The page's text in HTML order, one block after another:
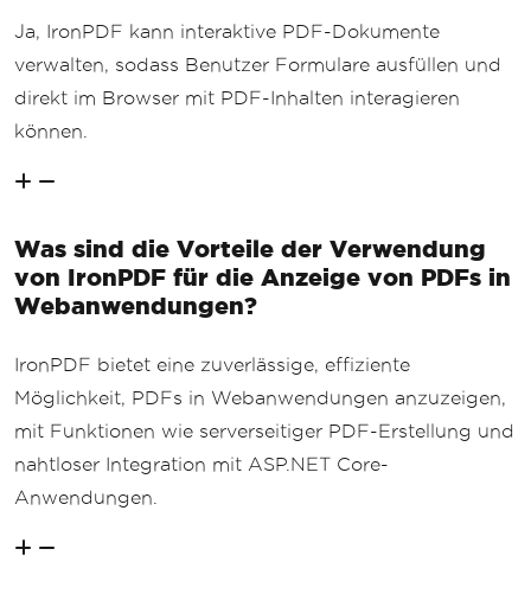
Ja, IronPDF kann interaktive PDF-Dokumente
verwalten, sodass Benutzer Formulare ausfüllen und
direkt im Browser mit PDF-Inhalten interagieren
können.
Was sind die Vorteile der Verwendung
von IronPDF für die Anzeige von PDFs in
Webanwendungen?
IronPDF bietet eine zuverlässige, effiziente
Möglichkeit, PDFs in Webanwendungen anzuzeigen,
mit Funktionen wie serverseitiger PDF-Erstellung und
nahtloser Integration mit ASP.NET Core-
Anwendungen.